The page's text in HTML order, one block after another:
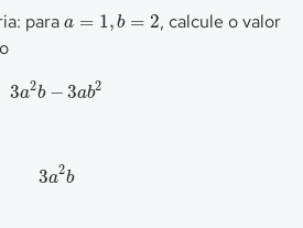
para a = 1, b = 2
a b 2
, calcule o valor
3a2b − 3ab2
3 a2b 3a b2
3a2b
3 a2b